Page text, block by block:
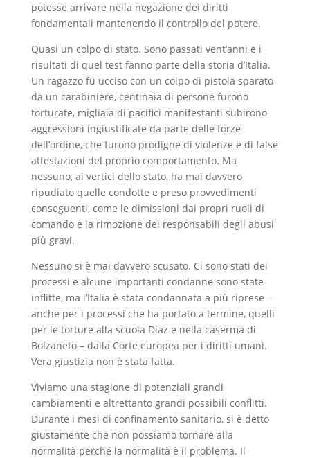
potesse arrivare nella negazione dei diritti
fondamentali mantenendo il controllo del potere.
Quasi un colpo di stato. Sono passati vent’anni e i
risultati di quel test fanno parte della storia d’Italia.
Un ragazzo fu ucciso con un colpo di pistola sparato
da un carabiniere, centinaia di persone furono
torturate, migliaia di pacifici manifestanti subirono
aggressioni ingiustificate da parte delle forze
dell’ordine, che furono prodighe di violenze e di false
attestazioni del proprio comportamento. Ma
nessuno, ai vertici dello stato, ha mai davvero
ripudiato quelle condotte e preso provvedimenti
conseguenti, come le dimissioni dai propri ruoli di
comando e la rimozione dei responsabili degli abusi
più gravi.
Nessuno si è mai davvero scusato. Ci sono stati dei
processi e alcune importanti condanne sono state
inflitte, ma l’Italia è stata condannata a più riprese –
anche per i processi che ha portato a termine, quelli
per le torture alla scuola Diaz e nella caserma di
Bolzaneto – dalla Corte europea per i diritti umani.
Vera giustizia non è stata fatta.
Viviamo una stagione di potenziali grandi
cambiamenti e altrettanto grandi possibili conflitti.
Durante i mesi di confinamento sanitario, si è detto
giustamente che non possiamo tornare alla
normalità perché la normalità è il problema. Il